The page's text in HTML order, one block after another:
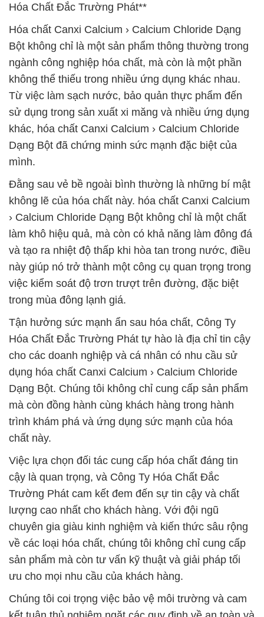
Hóa Chất Đắc Trường Phát**
Hóa chất Canxi Calcium › Calcium Chloride Dạng
Bột không chỉ là một sản phẩm thông thường trong
ngành công nghiệp hóa chất, mà còn là một phần
không thể thiếu trong nhiều ứng dụng khác nhau.
Từ việc làm sạch nước, bảo quản thực phẩm đến
sử dụng trong sản xuất xi măng và nhiều ứng dụng
khác, hóa chất Canxi Calcium › Calcium Chloride
Dạng Bột đã chứng minh sức mạnh đặc biệt của
mình.
Đằng sau vẻ bề ngoài bình thường là những bí mật
không lẽ của hóa chất này. hóa chất Canxi Calcium
› Calcium Chloride Dạng Bột không chỉ là một chất
làm khô hiệu quả, mà còn có khả năng làm đông đá
và tạo ra nhiệt độ thấp khi hòa tan trong nước, điều
này giúp nó trở thành một công cụ quan trọng trong
việc kiểm soát độ trơn trượt trên đường, đặc biệt
trong mùa đông lạnh giá.
Tận hưởng sức mạnh ẩn sau hóa chất, Công Ty
Hóa Chất Đắc Trường Phát tự hào là địa chỉ tin cậy
cho các doanh nghiệp và cá nhân có nhu cầu sử
dụng hóa chất Canxi Calcium › Calcium Chloride
Dạng Bột. Chúng tôi không chỉ cung cấp sản phẩm
mà còn đồng hành cùng khách hàng trong hành
trình khám phá và ứng dụng sức mạnh của hóa
chất này.
Việc lựa chọn đối tác cung cấp hóa chất đáng tin
cậy là quan trọng, và Công Ty Hóa Chất Đắc
Trường Phát cam kết đem đến sự tin cậy và chất
lượng cao nhất cho khách hàng. Với đội ngũ
chuyên gia giàu kinh nghiệm và kiến thức sâu rộng
về các loại hóa chất, chúng tôi không chỉ cung cấp
sản phẩm mà còn tư vấn kỹ thuật và giải pháp tối
ưu cho mọi nhu cầu của khách hàng.
Chúng tôi coi trọng việc bảo vệ môi trường và cam